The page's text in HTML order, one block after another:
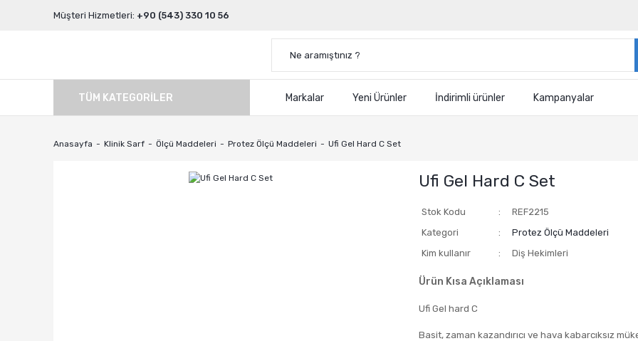
Müşteri Hizmetleri: +90 (543) 330 10 56
TÜM KATEGORILER Markalar Yeni Ürünler İndirimli ürünler Kampanyalar
Anasayfa Klinik Sarf Ölçü Maddeleri Protez Ölçü Maddeleri Ufi Gel Hard C Set
Ufi Gel Hard C Set
Stok Kodu
REF2215
Kategori
Protez Ölçü Maddeleri
Kim kullanır
Diş Hekimleri
Ürün Kısa Açıklaması
Ufi Gel hard C
Basit, zaman kazandırıcı ve hava kabarcıksız